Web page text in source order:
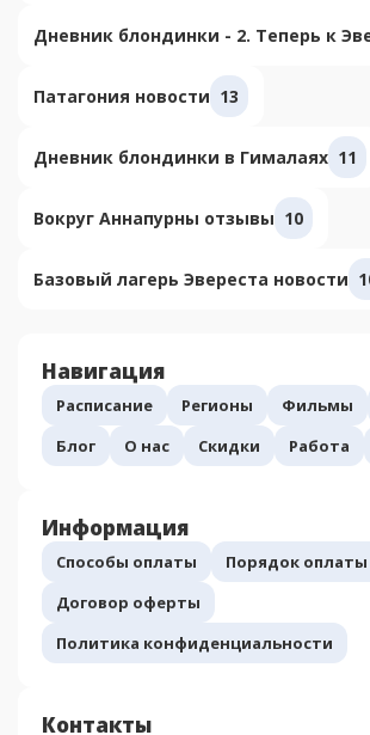
Дневник блондинки - 2. Теперь к
Патагония новости 13
Дневник блондинки в Гималаях 11
Вокруг Аннапурны отзывы 10
Базовый лагерь Эвереста новости
Навигация
Расписание Регионы Фильмы
Блог
О нас Скидки Работа
Информация
Способы оплаты
Порядок оплаты
Договор оферты
Политика конфиденциальности
Контакты